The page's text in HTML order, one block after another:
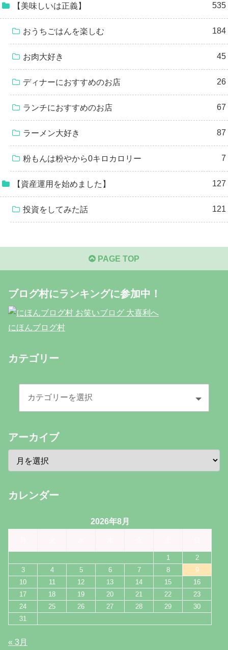
【美味しいは正義】 535
おうちごはんを楽しむ 184
お肉大好き 45
ディナーにおすすめのお店 26
ランチにおすすめのお店 67
ラーメン大好き 87
粉もんは粉やから0キロカロリー 7
【資産運用を始めました】 127
投資をしてみた話 121
PAGE TOP
ブログ村にランキングに参加中！
にほんブログ村
カテゴリー
アーカイブ
カレンダー
2026年8月
1
2
3
4 5 6 7 8
9
10
11 12 13 14 15
16
17
18 19 20 21 22
23
24
25 26 27 28 29
30
31
« 3月